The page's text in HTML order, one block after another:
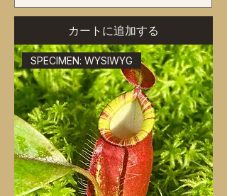
カートに追加する
SPECIMEN: WYSIWYG